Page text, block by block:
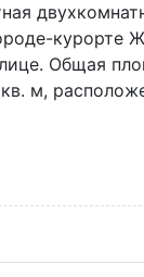
курорте
Общая
м,